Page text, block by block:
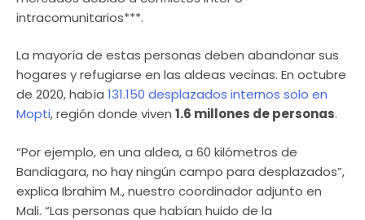
intracomunitarios***.
La mayoría de estas personas deben abandonar sus
hogares y refugiarse en las aldeas vecinas. En octubre
de 2020, había 131.150 desplazados internos solo en
Mopti, región donde viven 1.6 millones de personas.
“Por ejemplo, en una aldea, a 60 kilómetros de
Bandiagara, no hay ningún campo para desplazados”,
explica Ibrahim M., nuestro coordinador adjunto en
Mali. “Las personas que habían huido de la